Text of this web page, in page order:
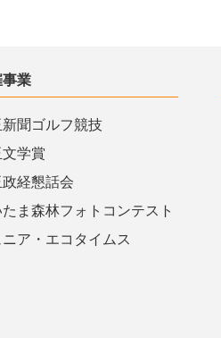
事業
聞ゴルフ競技
学賞
経懇話会
たま森林フォトコンテスト
ニア・エコタイムス